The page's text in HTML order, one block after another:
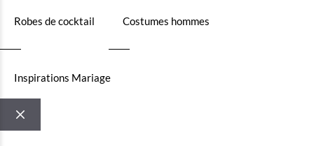
Robes de cocktail Costumes hommes
Inspirations Mariage
FERMER